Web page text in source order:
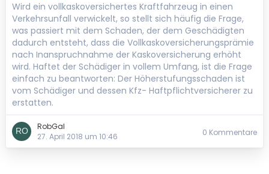
Wird ein vollkaskoversichertes Kraftfahrzeug in einen
Verkehrsunfall verwickelt, so stellt sich häufig die Frage,
was passiert mit dem Schaden, der dem Geschädigten
dadurch entsteht, dass die Vollkaskoversicherungsprämie
nach Inanspruchnahme der Kaskoversicherung erhöht
wird. Haftet der Schädiger in vollem Umfang, ist die Frage
einfach zu beantworten: Der Höherstufungsschaden ist
vom Schädiger und dessen Kfz- Haftpflichtversicherer zu
erstatten.
RobGal
27. April 2018 um 10:46
0 Kommentare